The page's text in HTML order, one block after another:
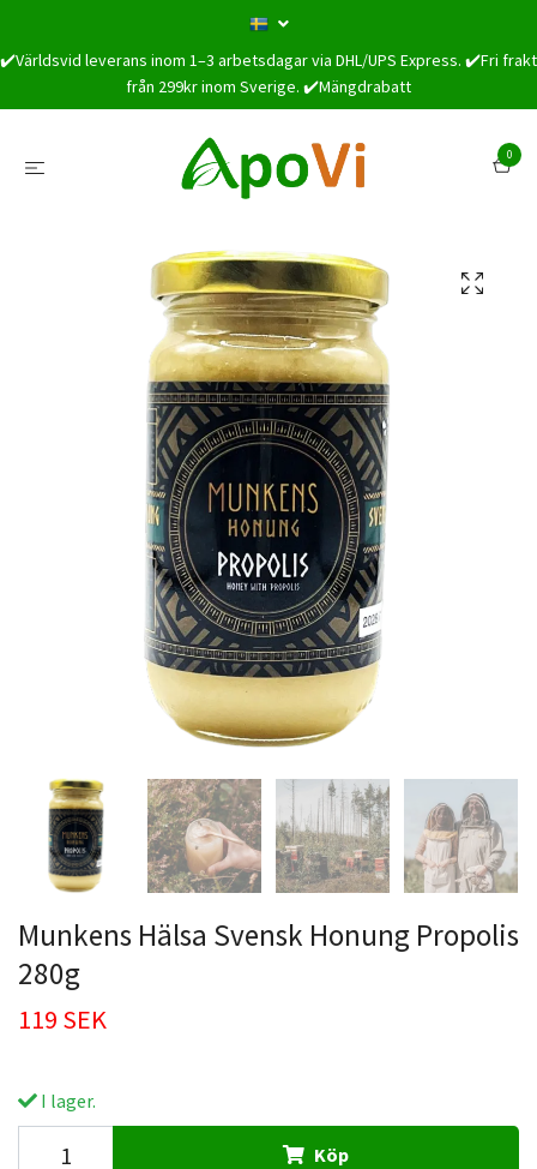
✔️Världsvid leverans inom 1–3 arbetsdagar via DHL/UPS Express. ✔️Fri frakt
från 299kr inom Sverige. ✔️Mängdrabatt
0
Munkens Hälsa Svensk Honung Propolis
280g
119 SEK
I lager.
Köp